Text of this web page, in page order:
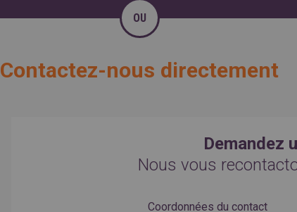
OU
Contactez-nous directement
Demandez
Nous vous
Coordonnées du contact